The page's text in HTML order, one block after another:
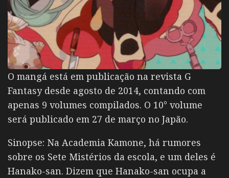
O mangá está em publicação na revista G
Fantasy desde agosto de 2014, contando com
apenas 9 volumes compilados. O 10° volume
será publicado em 27 de março no Japão.
Sinopse: Na Academia Kamone, há rumores
sobre os Sete Mistérios da escola, e um deles é
Hanako-san. Dizem que Hanako-san ocupa a